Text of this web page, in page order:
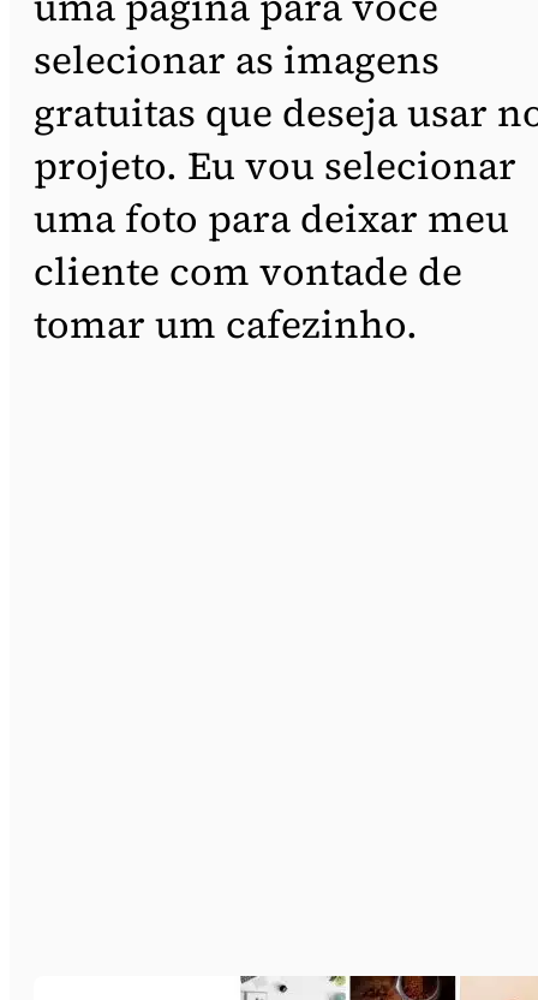
selecionar as imagens
gratuitas que deseja usar
projeto. Eu vou selecionar
uma foto para deixar meu
cliente com vontade de
tomar um cafezinho.